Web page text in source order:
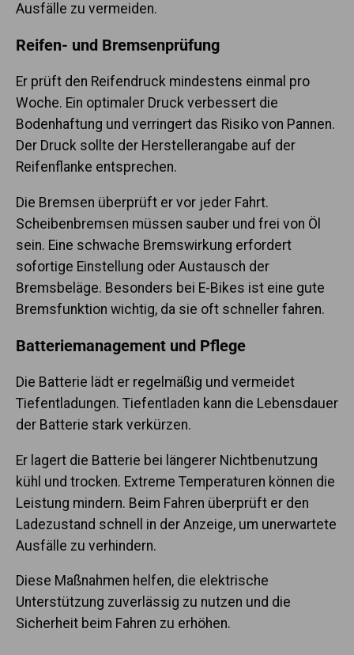
Ausfälle zu vermeiden.
Reifen- und Bremsenprüfung
Er prüft den Reifendruck mindestens einmal pro
Woche. Ein optimaler Druck verbessert die
Bodenhaftung und verringert das Risiko von Pannen.
Der Druck sollte der Herstellerangabe auf der
Reifenflanke entsprechen.
Die Bremsen überprüft er vor jeder Fahrt.
Scheibenbremsen müssen sauber und frei von Öl
sein. Eine schwache Bremswirkung erfordert
sofortige Einstellung oder Austausch der
Bremsbeläge. Besonders bei E-Bikes ist eine gute
Bremsfunktion wichtig, da sie oft schneller fahren.
Batteriemanagement und Pflege
Die Batterie lädt er regelmäßig und vermeidet
Tiefentladungen. Tiefentladen kann die Lebensdauer
der Batterie stark verkürzen.
Er lagert die Batterie bei längerer Nichtbenutzung
kühl und trocken. Extreme Temperaturen können die
Leistung mindern. Beim Fahren überprüft er den
Ladezustand schnell in der Anzeige, um unerwartete
Ausfälle zu verhindern.
Diese Maßnahmen helfen, die elektrische
Unterstützung zuverlässig zu nutzen und die
Sicherheit beim Fahren zu erhöhen.